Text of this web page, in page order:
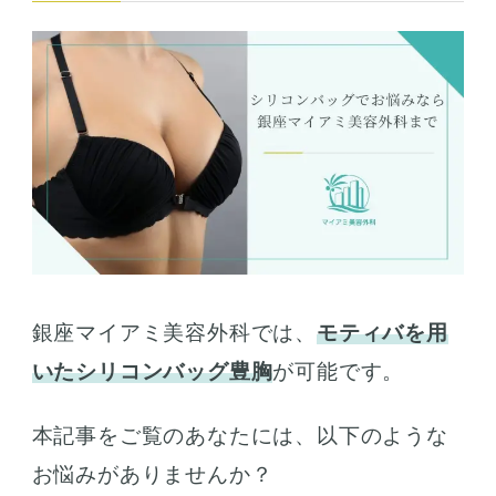
銀座マイアミ美容外科では、モティバを用
いたシリコンバッグ豊胸が可能です。
本記事をご覧のあなたには、以下のような
お悩みがありませんか？